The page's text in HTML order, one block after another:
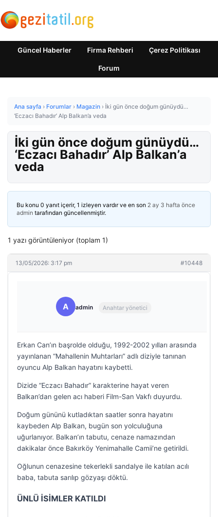
Güncel Haberler Firma Rehberi Çerez Politikası
Forum
Ana sayfa › Forumlar › Magazin › İki gün önce doğum günüydü…
‘Eczacı Bahadır’ Alp Balkan’a veda
İki gün önce doğum günüydü…
‘Eczacı Bahadır’ Alp Balkan’a
veda
Bu konu 0 yanıt içerir, 1 izleyen vardır ve en son 2 ay 3 hafta önce
admin tarafından güncellenmiştir.
1 yazı görüntüleniyor (toplam 1)
13/05/2026: 3:17 pm #10448
A admin Anahtar yönetici
Erkan Can’ın başrolde olduğu, 1992-2002 yılları arasında
yayınlanan “Mahallenin Muhtarları” adlı diziyle tanınan
oyuncu Alp Balkan hayatını kaybetti.
Dizide “Eczacı Bahadır” karakterine hayat veren
Balkan’dan gelen acı haberi Film-San Vakfı duyurdu.
Doğum gününü kutladıktan saatler sonra hayatını
kaybeden Alp Balkan, bugün son yolculuğuna
uğurlanıyor. Balkan’ın tabutu, cenaze namazından
dakikalar önce Bakırköy Yenimahalle Camii’ne getirildi.
Oğlunun cenazesine tekerlekli sandalye ile katılan acılı
baba, tabuta sarılıp gözyaşı döktü.
ÜNLÜ İSİMLER KATILDI